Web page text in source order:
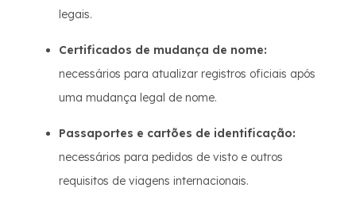
legais.
Certificados de mudança de nome:
necessários para atualizar registros oficiais após
uma mudança legal de nome.
Passaportes e cartões de identificação:
necessários para pedidos de visto e outros
requisitos de viagens internacionais.